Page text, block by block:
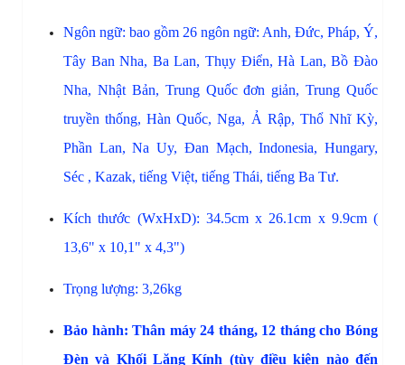
Ngôn ngữ: bao gồm 26 ngôn ngữ: Anh, Đức, Pháp, Ý,
Tây Ban Nha, Ba Lan, Thụy Điển, Hà Lan, Bồ Đào
Nha, Nhật Bản, Trung Quốc đơn giản, Trung Quốc
truyền thống, Hàn Quốc, Nga, Ả Rập, Thổ Nhĩ Kỳ,
Phần Lan, Na Uy, Đan Mạch, Indonesia, Hungary,
Séc , Kazak, tiếng Việt, tiếng Thái, tiếng Ba Tư.
Kích thước (WxHxD): 34.5cm x 26.1cm x 9.9cm (
13,6" x 10,1" x 4,3")
Trọng lượng: 3,26kg
Bảo hành: Thân máy 24 tháng, 12 tháng cho Bóng
Đèn và Khối Lăng Kính (tùy điều kiện nào đến